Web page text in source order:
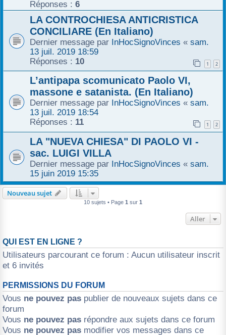
Réponses : 6
LA CONTROCHIESA ANTICRISTICA
CONCILIARE (En Italiano)
Dernier message par InHocSignoVinces « sam.
13 juil. 2019 18:59
Réponses : 10 1 2
L’antipapa scomunicato Paolo VI,
massone e satanista. (En Italiano)
Dernier message par InHocSignoVinces « sam.
13 juil. 2019 18:54
Réponses : 11 1 2
LA "NUEVA CHIESA" DI PAOLO VI -
sac. LUIGI VILLA
Dernier message par InHocSignoVinces « sam.
15 juin 2019 15:35
Nouveau sujet
10 sujets • Page 1 sur 1
Aller
QUI EST EN LIGNE ?
Utilisateurs parcourant ce forum : Aucun utilisateur inscrit
et 6 invités
PERMISSIONS DU FORUM
Vous ne pouvez pas publier de nouveaux sujets dans ce
forum
Vous ne pouvez pas répondre aux sujets dans ce forum
Vous ne pouvez pas modifier vos messages dans ce